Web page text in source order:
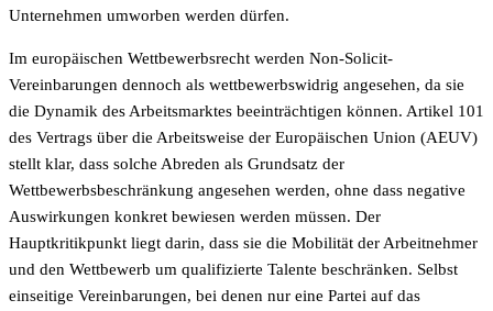
Unternehmen umworben werden dürfen.
Im europäischen Wettbewerbsrecht werden Non-Solicit-
Vereinbarungen dennoch als wettbewerbswidrig angesehen, da sie
die Dynamik des Arbeitsmarktes beeinträchtigen können. Artikel 101
des Vertrags über die Arbeitsweise der Europäischen Union (AEUV)
stellt klar, dass solche Abreden als Grundsatz der
Wettbewerbsbeschränkung angesehen werden, ohne dass negative
Auswirkungen konkret bewiesen werden müssen. Der
Hauptkritikpunkt liegt darin, dass sie die Mobilität der Arbeitnehmer
und den Wettbewerb um qualifizierte Talente beschränken. Selbst
einseitige Vereinbarungen, bei denen nur eine Partei auf das